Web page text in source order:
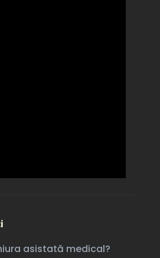
asistată medical?